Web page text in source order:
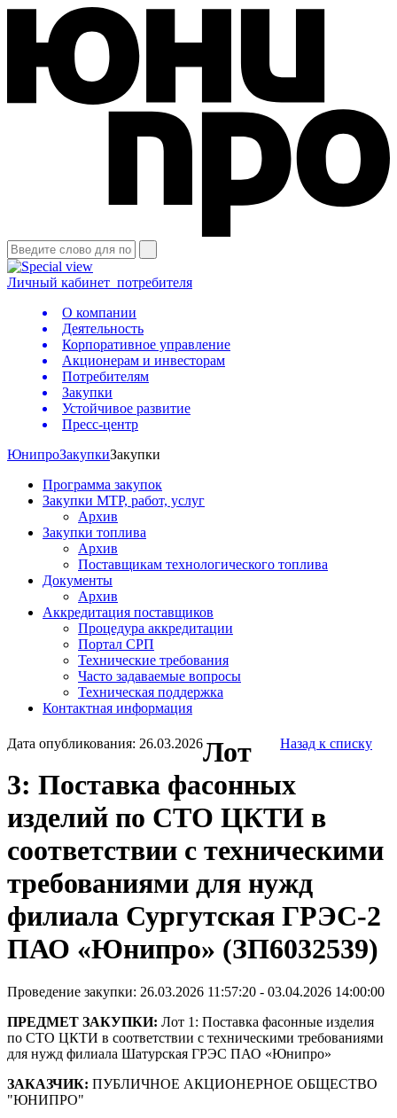
Личный кабинет потребителя
О компании
Деятельность
Корпоративное управление
Акционерам и инвесторам
Потребителям
Закупки
Устойчивое развитие
Пресс-центр
ЮнипроЗакупкиЗакупки
Программа закупок
Закупки МТР, работ, услуг
Архив
Закупки топлива
Архив
Поставщикам технологического топлива
Документы
Архив
Аккредитация поставщиков
Процедура аккредитации
Портал СРП
Технические требования
Часто задаваемые вопросы
Техническая поддержка
Контактная информация
Дата опубликования: 26.03.2026 Назад к списку
Лот
3: Поставка фасонных
изделий по СТО ЦКТИ в
соответствии с техническими
требованиями для нужд
филиала Сургутская ГРЭС-2
ПАО «Юнипро» (ЗП6032539)
Проведение закупки: 26.03.2026 11:57:20 - 03.04.2026 14:00:00
ПРЕДМЕТ ЗАКУПКИ: Лот 1: Поставка фасонные изделия
по СТО ЦКТИ в соответствии с техническими требованиями
для нужд филиала Шатурская ГРЭС ПАО «Юнипро»
ЗАКАЗЧИК: ПУБЛИЧНОЕ АКЦИОНЕРНОЕ ОБЩЕСТВО
"ЮНИПРО"